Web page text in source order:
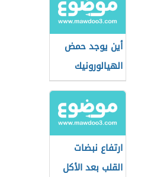
أين يوجد حمض
الهيالورونيك
ارتفاع نبضات
القلب بعد الأكل